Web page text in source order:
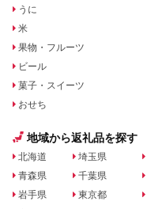
うに
米
果物・フルーツ
ビール
菓子・スイーツ
おせち
地域から返礼品を探す
北海道
青森県
岩手県
埼玉県
千葉県
東京都